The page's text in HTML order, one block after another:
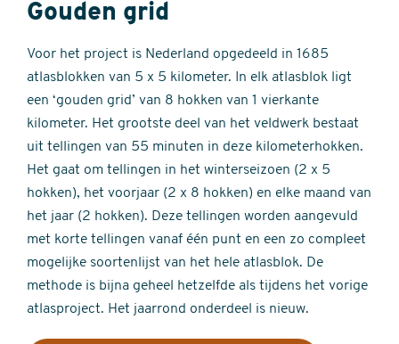
Gouden grid
Voor het project is Nederland opgedeeld in 1685
atlasblokken van 5 x 5 kilometer. In elk atlasblok ligt
een ‘gouden grid’ van 8 hokken van 1 vierkante
kilometer. Het grootste deel van het veldwerk bestaat
uit tellingen van 55 minuten in deze kilometerhokken.
Het gaat om tellingen in het winterseizoen (2 x 5
hokken), het voorjaar (2 x 8 hokken) en elke maand van
het jaar (2 hokken). Deze tellingen worden aangevuld
met korte tellingen vanaf één punt en een zo compleet
mogelijke soortenlijst van het hele atlasblok. De
methode is bijna geheel hetzelfde als tijdens het vorige
atlasproject. Het jaarrond onderdeel is nieuw.